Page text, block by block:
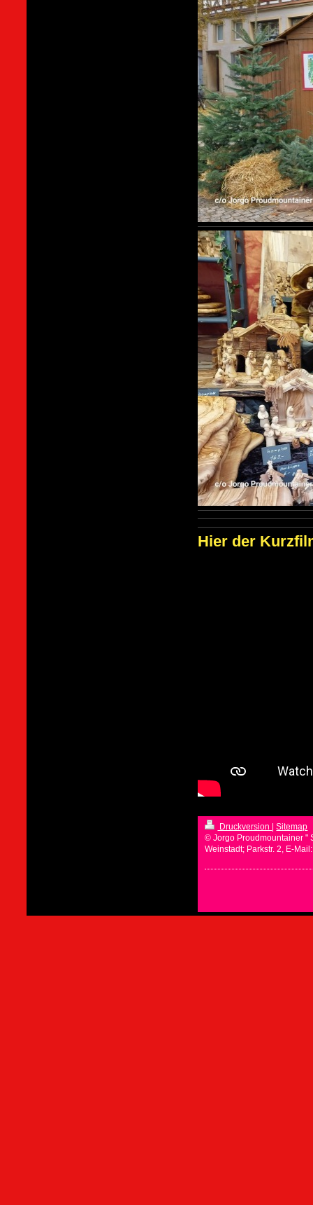
Hier der
Druckversion
Sitemap
© Jorgo Proudmountainer "
Weinstadt; Parkstr. 2, E-